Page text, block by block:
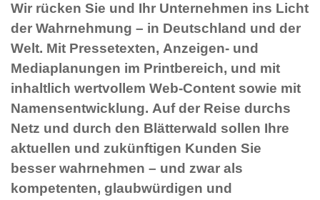
Wir rücken Sie und Ihr Unternehmen ins Licht
der Wahrnehmung – in Deutschland und der
Welt. Mit Pressetexten, Anzeigen- und
Mediaplanungen im Printbereich, und mit
inhaltlich wertvollem Web-Content sowie mit
Namensentwicklung. Auf der Reise durchs
Netz und durch den Blätterwald sollen Ihre
aktuellen und zukünftigen Kunden Sie
besser wahrnehmen – und zwar als
kompetenten, glaubwürdigen und